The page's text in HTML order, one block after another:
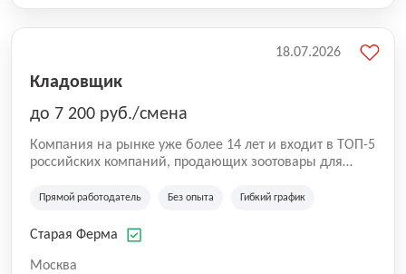
Кладовщик
до 7 200 руб./смена
Компания на рынке уже более 14 лет и входит в ТОП-5
российских компаний, продающих зоотовары для
компания владеет 5 розничными магазинами, а также
России (Wildberries, Ozon, Яндекс. Маркет и
на глобальной доставке товаров по всей территории
Прямой работодатель Без опыта Гибкий график
Старая Ферма
Москва
18.07.2026